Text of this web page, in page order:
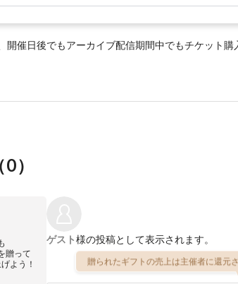
開催日後でもアーカイブ配信期間中でもチケット購
0）
贈って
よう！
ゲスト様の投稿として表示されます。
贈られたギフトの売上は主催者に還元